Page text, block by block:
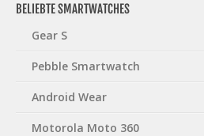
BELIEBTE SMARTWATCHES
Gear S
Pebble Smartwatch
Android Wear
Motorola Moto 360